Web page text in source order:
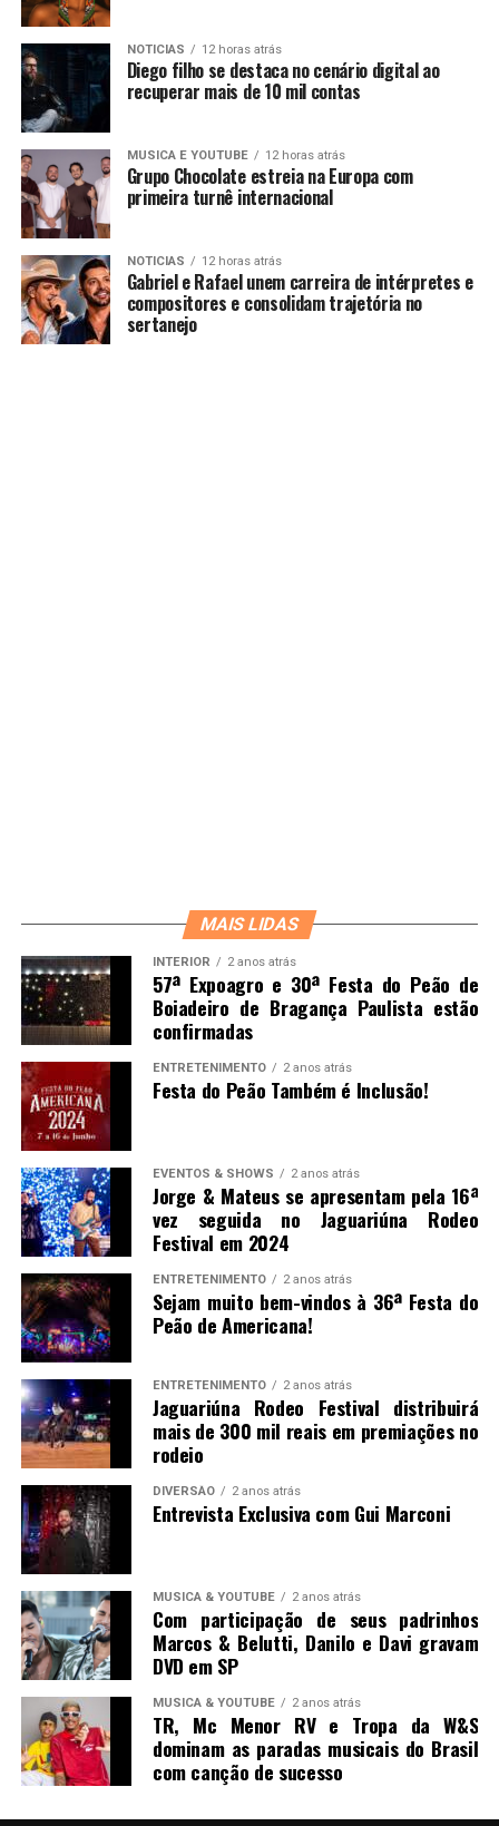
NOTICIAS 12 horas atrás
Diego filho se destaca no cenário digital ao
recuperar mais de 10 mil contas
MUSICA E YOUTUBE 12 horas atrás
Grupo Chocolate estreia na Europa com
primeira turnê internacional
NOTICIAS 12 horas atrás
Gabriel e Rafael unem carreira de intérpretes e
compositores e consolidam trajetória no
sertanejo
MAIS LIDAS
INTERIOR 2 anos atrás
57ª Expoagro e 30ª Festa do Peão de
Boiadeiro de Bragança Paulista estão
confirmadas
ENTRETENIMENTO 2 anos atrás
Festa do Peão Também é Inclusão!
EVENTOS & SHOWS 2 anos atrás
Jorge & Mateus se apresentam pela 16ª
vez seguida no Jaguariúna Rodeo
Festival em 2024
ENTRETENIMENTO 2 anos atrás
Sejam muito bem-vindos à 36ª Festa do
Peão de Americana!
ENTRETENIMENTO 2 anos atrás
Jaguariúna Rodeo Festival distribuirá
mais de 300 mil reais em premiações no
rodeio
DIVERSÃO 2 anos atrás
Entrevista Exclusiva com Gui Marconi
MUSICA & YOUTUBE 2 anos atrás
Com participação de seus padrinhos
Marcos & Belutti, Danilo e Davi gravam
DVD em SP
MUSICA & YOUTUBE 2 anos atrás
TR, Mc Menor RV e Tropa da W&S
dominam as paradas musicais do Brasil
com canção de sucesso